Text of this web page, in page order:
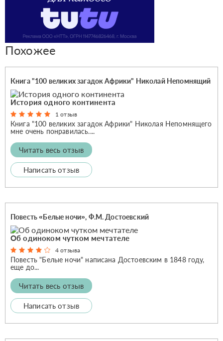
Похожее
Книга "100 великих загадок Африки" Николай Непомнящий
История одного континента
1 отзыв
Книга "100 великих загадок Африки" Николая Непомнящего
мне очень понравилась....
Читать весь отзыв
Написать отзыв
Повесть «Белые ночи», Ф.М. Достоевский
Об одиноком чутком мечтателе
4 отзыва
Повесть "Белые ночи" написана Достоевским в 1848 году,
еще до...
Читать весь отзыв
Написать отзыв